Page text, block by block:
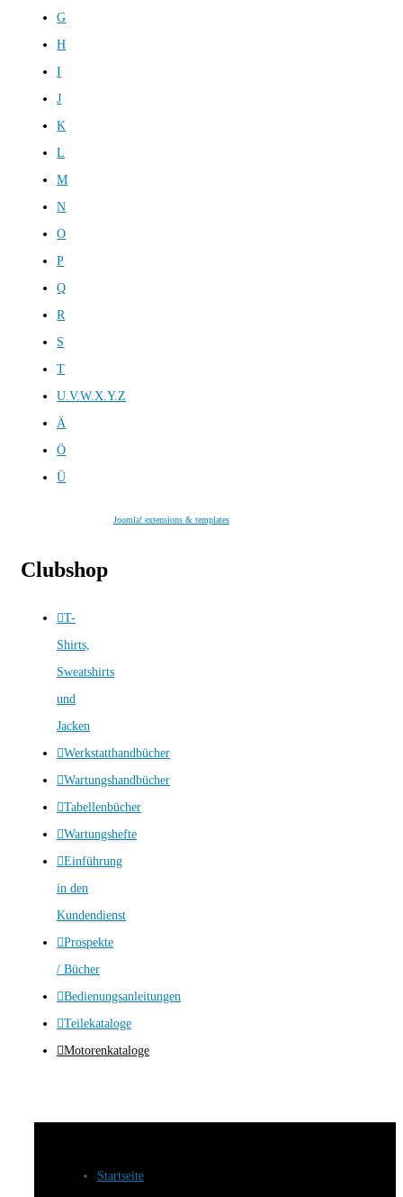
G
H
I
J
K
L
M
N
O
P
Q
R
S
T
U.V.W.X.Y.Z
Ä
Ö
Ü
Joomla! extensions & templates
Clubshop
T-
Shirts,
Sweatshirts
und
Jacken
Werkstatthandbücher
Wartungshandbücher
Tabellenbücher
Wartungshefte
Einführung
in den
Kundendienst
Prospekte
/ Bücher
Bedienungsanleitungen
Teilekataloge
Motorenkataloge
Startseite